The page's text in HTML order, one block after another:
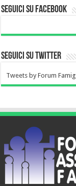
Seguici su Facebook
Seguici su Twitter
Tweets by Forum